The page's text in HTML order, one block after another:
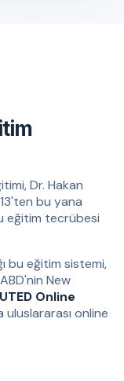
Dr. Hakan
bu yana
eğitim tecrübesi
bu eğitim sistemi,
New
Online
uluslararası online